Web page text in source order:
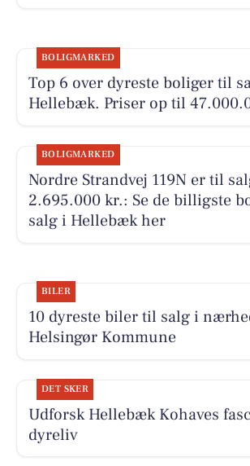
BOLIGMARKED
Top 6 over dyreste boliger til
Hellebæk. Priser op til
BOLIGMARKED
Nordre Strandvej 119N er til
2.695.000 kr.: Se de billigste
salg i Hellebæk her
BILER
10 dyreste biler til salg i
Helsingør Kommune
DET SKER
Udforsk Hellebæk Kohaves
dyreliv